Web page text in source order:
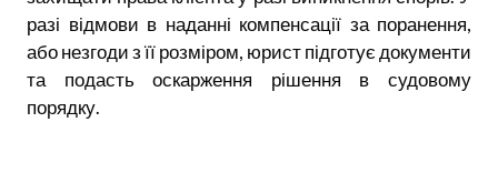
разі відмови в наданні компенсації за поранення,
або незгоди з її розміром, юрист підготує документи
та подасть оскарження рішення в судовому
порядку.